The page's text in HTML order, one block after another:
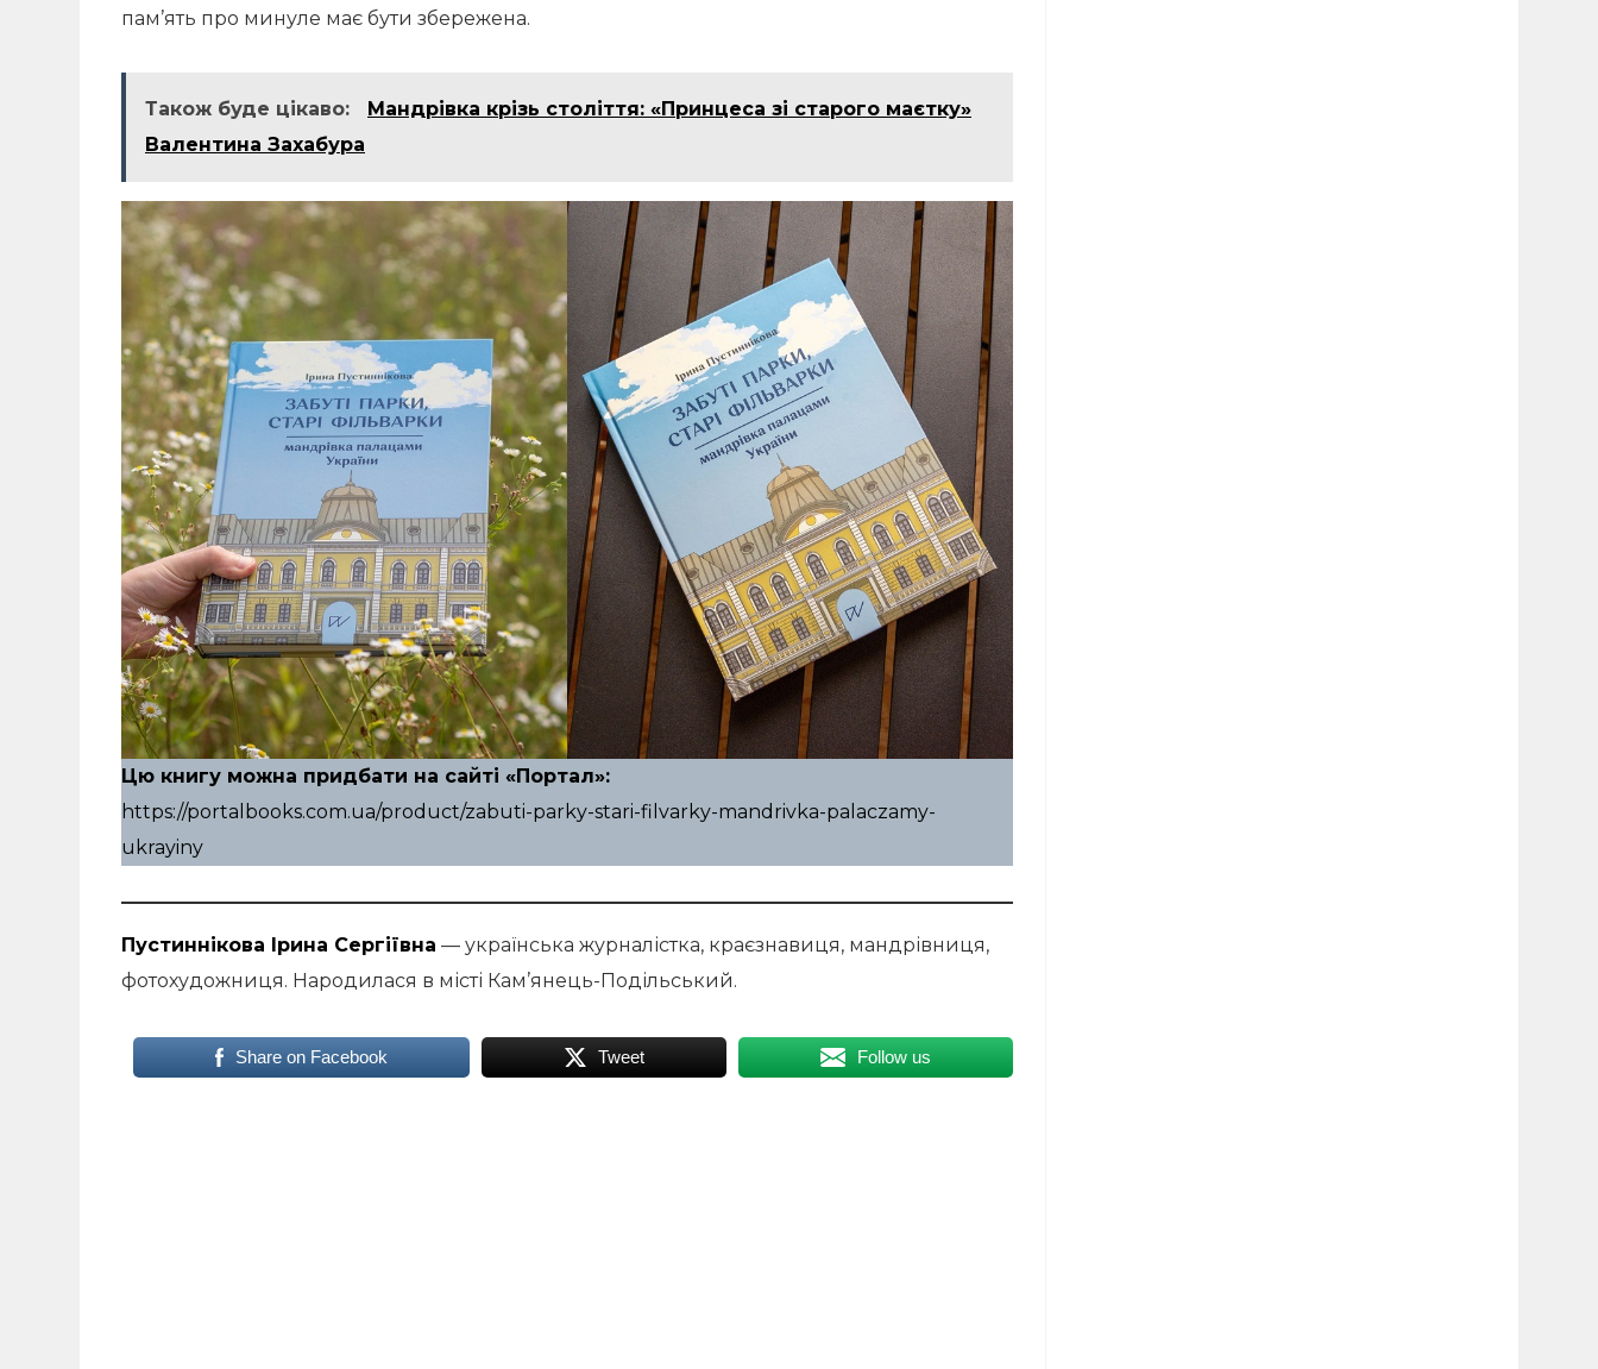
пам’ять про минуле має бути збережена.
Також буде цікаво:
Мандрівка крізь століття: «Принцеса зі старого маєтку»
Валентина Захабура
Цю книгу можна придбати на сайті «Портал»:
https://portalbooks.com.ua/product/zabuti-parky-stari-filvarky-mandrivka-palaczamy-
ukrayiny
Пустиннікова Ірина Сергіївна — українська журналістка, краєзнавиця, мандрівниця,
фотохудожниця. Народилася в місті Кам’янець-Подільський.
Share on Facebook Tweet Follow us